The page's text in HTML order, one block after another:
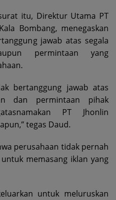
itu, Direktur Utama PT
Bombang, menegaskan
jawab atas segala
permintaan yang
bertanggung jawab atas
dan permintaan pihak
PT Jhonlin
tegas Daud.
perusahaan tidak pernah
memasang iklan yang
untuk meluruskan